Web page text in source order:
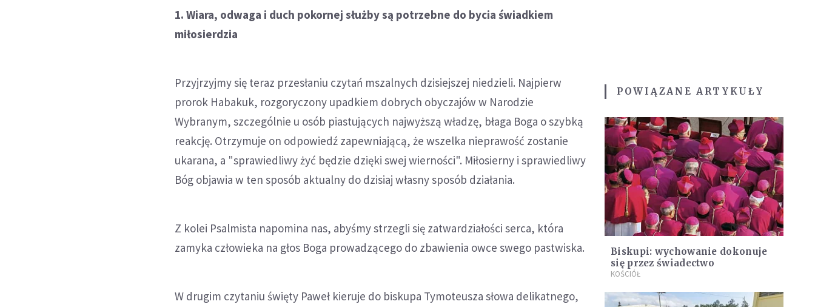
1. Wiara, odwaga i duch pokornej służby są potrzebne do bycia świadkiem
miłosierdzia
Przyjrzyjmy się teraz przesłaniu czytań mszalnych dzisiejszej niedzieli. Najpierw
prorok Habakuk, rozgoryczony upadkiem dobrych obyczajów w Narodzie
Wybranym, szczególnie u osób piastujących najwyższą władzę, błaga Boga o szybką
reakcję. Otrzymuje on odpowiedź zapewniającą, że wszelka nieprawość zostanie
ukarana, a "sprawiedliwy żyć będzie dzięki swej wierności". Miłosierny i sprawiedliwy
Bóg objawia w ten sposób aktualny do dzisiaj własny sposób działania.
Z kolei Psalmista napomina nas, abyśmy strzegli się zatwardziałości serca, która
zamyka człowieka na głos Boga prowadzącego do zbawienia owce swego pastwiska.
W drugim czytaniu święty Paweł kieruje do biskupa Tymoteusza słowa delikatnego,
POWIĄZANE ARTYKUŁY
Biskupi: wychowanie dokonuje
się przez świadectwo
KOŚCIÓŁ